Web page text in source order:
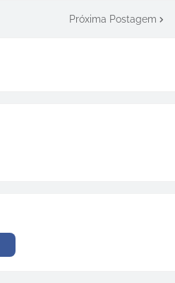
Próxima Postagem